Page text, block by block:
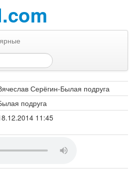
Серёгин-Былая подруга
подруга
11:45